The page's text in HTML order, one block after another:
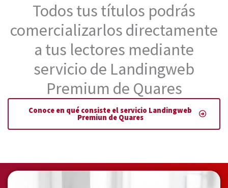
Todos tus títulos podrás
comercializarlos directamente
a tus lectores mediante
servicio de Landingweb
Premium de Quares
Conoce en qué consiste el servicio Landingweb
Premiun de Quares